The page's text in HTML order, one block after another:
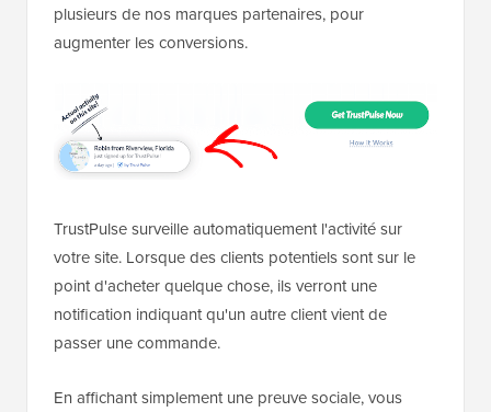
plusieurs de nos marques partenaires, pour
augmenter les conversions.
TrustPulse surveille automatiquement l'activité sur
votre site. Lorsque des clients potentiels sont sur le
point d'acheter quelque chose, ils verront une
notification indiquant qu'un autre client vient de
passer une commande.
En affichant simplement une preuve sociale, vous